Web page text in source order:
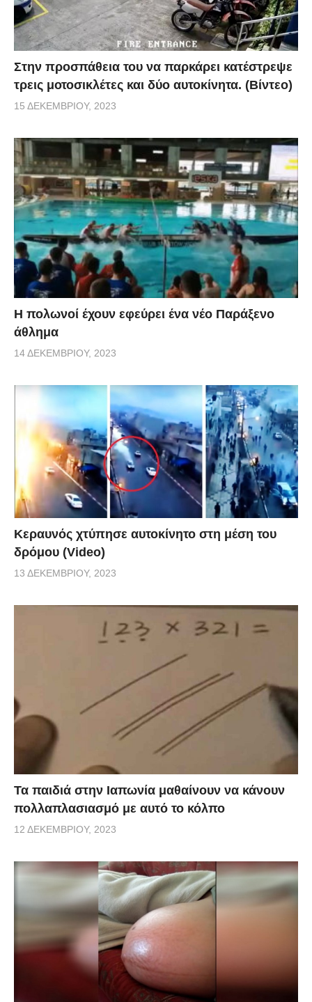
Στην προσπάθεια του να παρκάρει κατέστρεψε
τρεις μοτοσικλέτες και δύο αυτοκίνητα. (Βίντεο)
15 ΔΕΚΕΜΒΡΊΟΥ, 2023
Η πολωνοί έχουν εφεύρει ένα νέο Παράξενο
άθλημα
14 ΔΕΚΕΜΒΡΊΟΥ, 2023
Κεραυνός χτύπησε αυτοκίνητο στη μέση του
δρόμου (Video)
13 ΔΕΚΕΜΒΡΊΟΥ, 2023
Τα παιδιά στην Ιαπωνία μαθαίνουν να κάνουν
πολλαπλασιασμό με αυτό το κόλπο
12 ΔΕΚΕΜΒΡΊΟΥ, 2023